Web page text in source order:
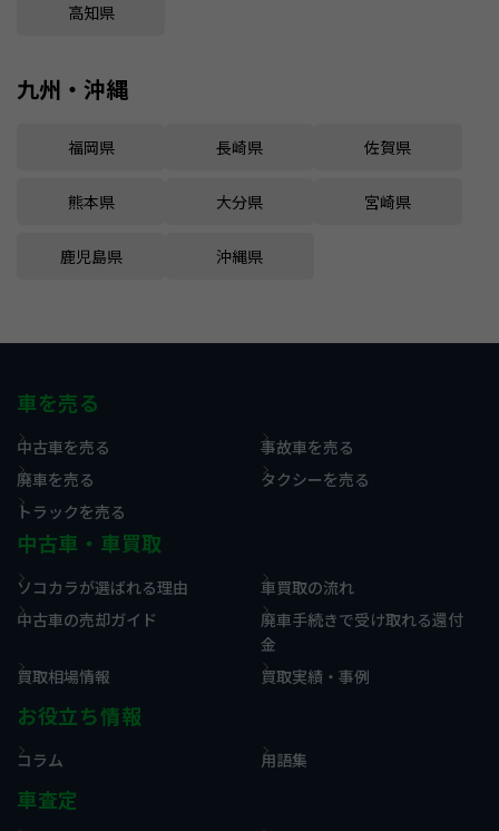
高知県
九州・沖縄
福岡県 長崎県 佐賀県
熊本県 大分県 宮崎県
鹿児島県 沖縄県
車を売る
中古車を売る
事故車を売る
廃車を売る
タクシーを売る
トラックを売る
中古車・車買取
ソコカラが選ばれる理由
車買取の流れ
中古車の売却ガイド
廃車手続きで受け取れる還付
金
買取相場情報
買取実績・事例
お役立ち情報
コラム 用語集
車査定